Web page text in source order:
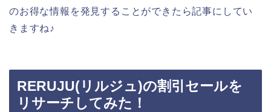
のお得な情報を発見することができたら記事にしてい
きますね♪
RERUJU(リルジュ)の割引セールを
リサーチしてみた！